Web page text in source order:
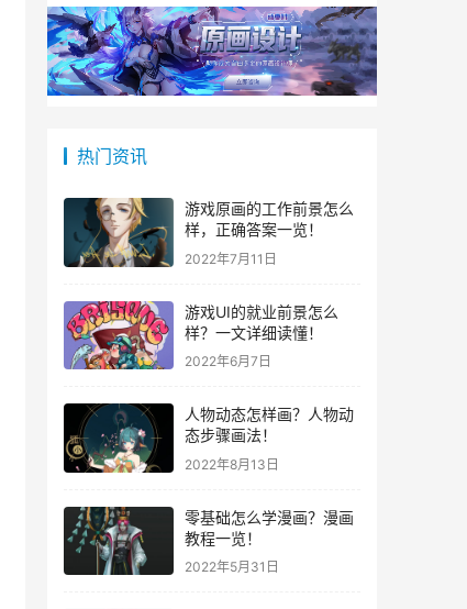
热门资讯
游戏原画的工作前景怎么
样，正确答案一览！
2022年7月11日
游戏UI的就业前景怎么
样？一文详细读懂！
2022年6月7日
人物动态怎样画？人物动
态步骤画法！
2022年8月13日
零基础怎么学漫画？漫画
教程一览！
2022年5月31日